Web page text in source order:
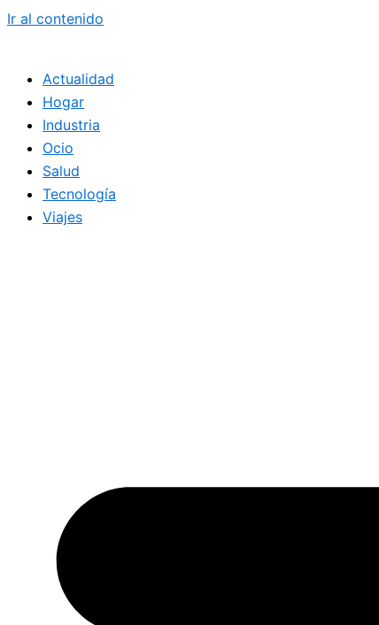
Ir al contenido
Actualidad
Hogar
Industria
Ocio
Salud
Tecnología
Viajes